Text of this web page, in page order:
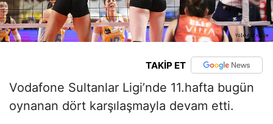
TAKİP ET
Vodafone Sultanlar Ligi’nde 11.hafta bugün
oynanan dört karşılaşmayla devam etti.